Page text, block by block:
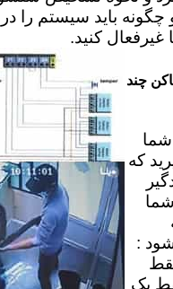
باید سیستم را
کنید.
چند
که
شود :
یک